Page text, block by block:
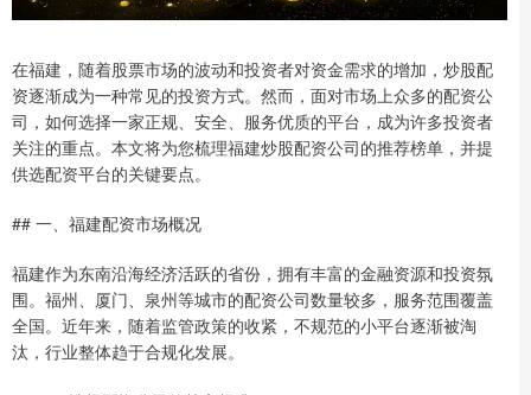
在福建，随着股票市场的波动和投资者对资金需求的增加，炒股配
资逐渐成为一种常见的投资方式。然而，面对市场上众多的配资公
司，如何选择一家正规、安全、服务优质的平台，成为许多投资者
关注的重点。本文将为您梳理福建炒股配资公司的推荐榜单，并提
供选配资平台的关键要点。
## 一、福建配资市场概况
福建作为东南沿海经济活跃的省份，拥有丰富的金融资源和投资氛
围。福州、厦门、泉州等城市的配资公司数量较多，服务范围覆盖
全国。近年来，随着监管政策的收紧，不规范的小平台逐渐被淘
汰，行业整体趋于合规化发展。